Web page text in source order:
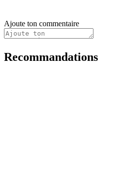
Ajoute ton commentaire
Recommandations